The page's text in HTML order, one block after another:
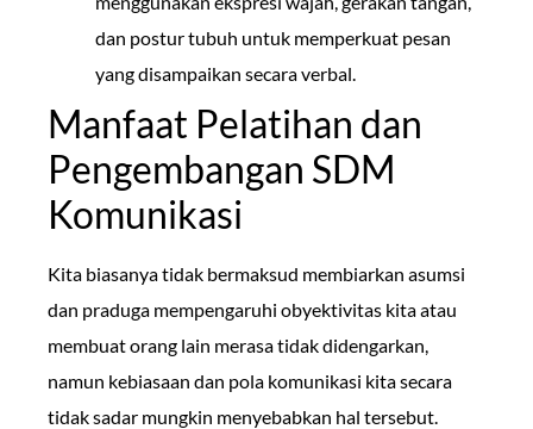
dan postur tubuh untuk memperkuat pesan
yang disampaikan secara verbal.
Manfaat Pelatihan dan
Pengembangan SDM
Komunikasi
Kita biasanya tidak bermaksud membiarkan asumsi
dan praduga mempengaruhi obyektivitas kita atau
membuat orang lain merasa tidak didengarkan,
namun kebiasaan dan pola komunikasi kita secara
tidak sadar mungkin menyebabkan hal tersebut.